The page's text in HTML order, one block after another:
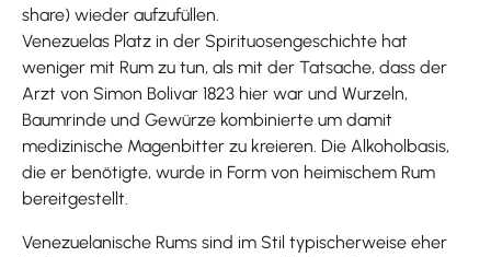
share) wieder aufzufüllen.
Venezuelas Platz in der Spirituosengeschichte hat
weniger mit Rum zu tun, als mit der Tatsache, dass der
Arzt von Simon Bolivar 1823 hier war und Wurzeln,
Baumrinde und Gewürze kombinierte um damit
medizinische Magenbitter zu kreieren. Die Alkoholbasis,
die er benötigte, wurde in Form von heimischem Rum
bereitgestellt.
Venezuelanische Rums sind im Stil typischerweise eher